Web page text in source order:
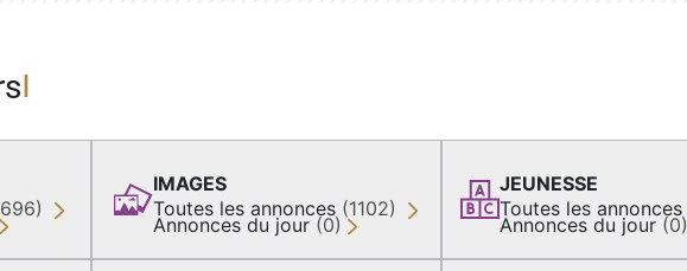
IMAGES
Toutes les annonces (1102)
Annonces du jour (0)
JEUNESSE
Toutes les annonces
Annonces du jour (0)